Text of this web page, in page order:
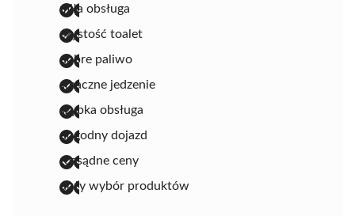
miła obsługa
czystość toalet
dobre paliwo
smaczne jedzenie
szybka obsługa
dogodny dojazd
rozsądne ceny
duży wybór produktów